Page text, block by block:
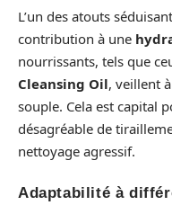
L’un des atouts
contribution à une
nourrissants, tels que
Cleansing Oil, veillent
souple. Cela est capital
désagréable de
nettoyage agressif.
Adaptabilité à